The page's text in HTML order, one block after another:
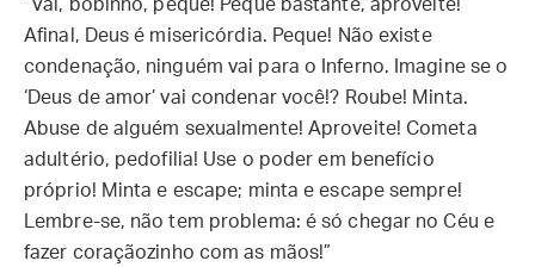
“Vai, bobinho, peque! Peque bastante, aproveite!
Afinal, Deus é misericórdia. Peque! Não existe
condenação, ninguém vai para o Inferno. Imagine se o
‘Deus de amor’ vai condenar você!? Roube! Minta.
Abuse de alguém sexualmente! Aproveite! Cometa
adultério, pedofilia! Use o poder em benefício
próprio! Minta e escape; minta e escape sempre!
Lembre-se, não tem problema: é só chegar no Céu e
fazer coraçãozinho com as mãos!”